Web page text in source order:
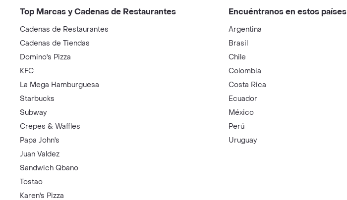
Top Marcas y Cadenas de Restaurantes
Cadenas de Restaurantes
Cadenas de Tiendas
Domino's Pizza
KFC
La Mega Hamburguesa
Starbucks
Subway
Crepes & Waffles
Papa John's
Juan Valdez
Sandwich Qbano
Tostao
Karen's Pizza
Encuéntranos en estos países
Argentina
Brasil
Chile
Colombia
Costa Rica
Ecuador
México
Perú
Uruguay